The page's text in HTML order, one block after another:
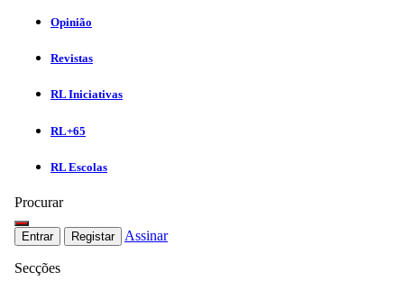
Opinião
Revistas
RL Iniciativas
RL+65
RL Escolas
Procurar
Entrar Registar Assinar
Secções